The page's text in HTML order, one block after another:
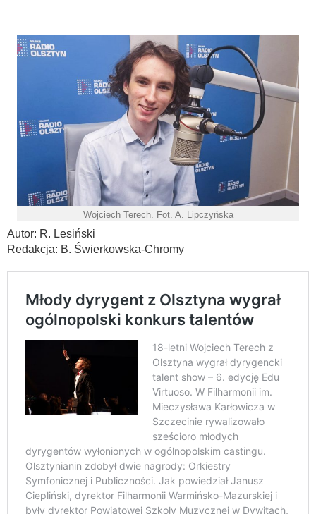
Wojciech Terech. Fot. A. Lipczyńska
Autor: R. Lesiński
Redakcja: B. Świerkowska-Chromy